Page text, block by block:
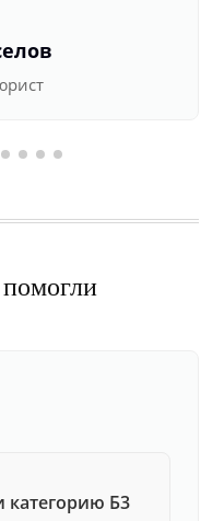
категорию Б3